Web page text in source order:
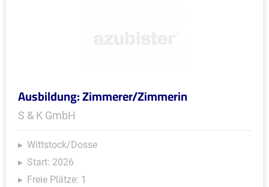
Ausbildung: Zimmerer/Zimmerin
S & K GmbH
Wittstock/Dosse
Start: 2026
Freie Plätze: 1